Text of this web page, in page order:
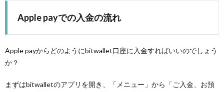
Apple payでの入金の流れ
Apple payからどのようにbitwallet口座に入金すればいいのでしょう
か？
まずはbitwalletのアプリを開き、「メニュー」から「ご入金、お預